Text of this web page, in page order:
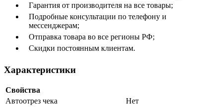
Гарантия от производителя на все товары;
Подробные консультации по телефону и
мессенджерам;
Отправка товара во все регионы РФ;
Скидки постоянным клиентам.
Характеристики
Свойства
Автоотрез чека
Нет